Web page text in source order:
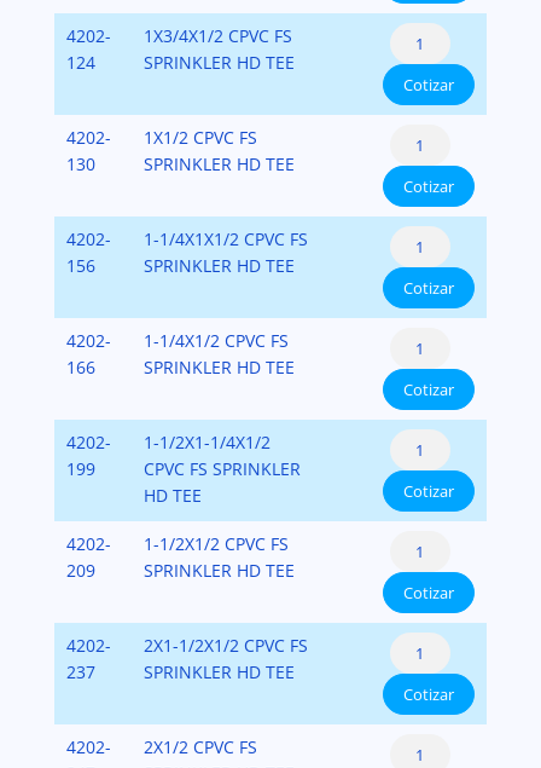
-
Brass
Thread
Insert
Style
FlameGuard
cantidad
4202-
124
1X3/4X1/2 CPVC FS
SPRINKLER HD TEE
Sprinkler
Head
Tee
-
Brass
Thread
Insert
Style
FlameGuard
cantidad
Cotizar
4202-
130
1X1/2 CPVC FS
SPRINKLER HD TEE
Sprinkler
Head
Tee
-
Brass
Thread
Insert
Style
FlameGuard
cantidad
Cotizar
4202-
156
1-1/4X1X1/2 CPVC FS
SPRINKLER HD TEE
Sprinkler
Head
Tee
-
Brass
Thread
Insert
Style
FlameGuard
cantidad
Cotizar
4202-
166
1-1/4X1/2 CPVC FS
SPRINKLER HD TEE
Sprinkler
Head
Tee
-
Brass
Thread
Insert
Style
FlameGuard
cantidad
Cotizar
4202-
199
1-1/2X1-1/4X1/2
CPVC FS SPRINKLER
HD TEE
Sprinkler
Head
Tee
-
Brass
Thread
Insert
Style
FlameGuard
cantidad
Cotizar
4202-
209
1-1/2X1/2 CPVC FS
SPRINKLER HD TEE
Sprinkler
Head
Tee
-
Brass
Thread
Insert
Style
FlameGuard
Cotizar
4202-
237
2X1-1/2X1/2 CPVC FS
SPRINKLER HD TEE
Sprinkler
Head
Tee
-
Brass
Cotizar
4202-
2X1/2 CPVC FS
Sprinkler